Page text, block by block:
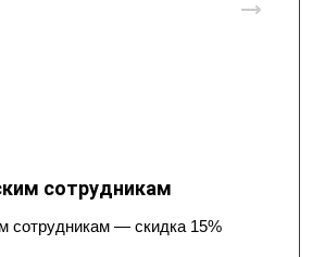
сотрудникам
сотрудникам — скидка 15%